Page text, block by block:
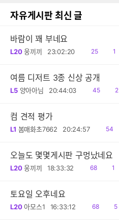
자유게시판 최신 글
바람이 꽤 부네요
L20 웅끼끼 23:02:20
읽
25
댓1
여름 디저트 3종 신상 공개
L5 양아아님 20:44:03
읽
45
댓
2
컴 견적 평가
L1 봄매화초7662 20:24:57
읽
54
오늘도 몇몇게시판 구멍났네요
L20 웅끼끼 18:33:32
읽
68
공1
토요일 오후네요
L20 아모스1 16:33:12
읽
68
공
5